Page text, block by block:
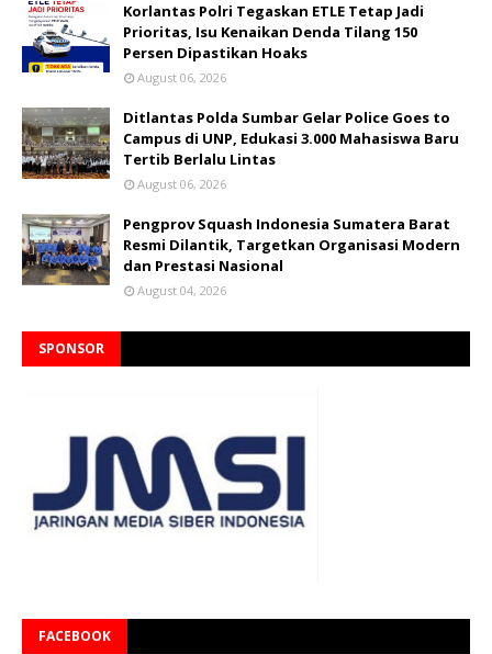
Korlantas Polri Tegaskan ETLE Tetap Jadi
Prioritas, Isu Kenaikan Denda Tilang 150
Persen Dipastikan Hoaks
August 06, 2026
Ditlantas Polda Sumbar Gelar Police Goes to
Campus di UNP, Edukasi 3.000 Mahasiswa Baru
Tertib Berlalu Lintas
August 06, 2026
Pengprov Squash Indonesia Sumatera Barat
Resmi Dilantik, Targetkan Organisasi Modern
dan Prestasi Nasional
August 04, 2026
SPONSOR
FACEBOOK